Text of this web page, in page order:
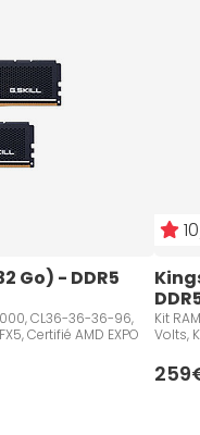
Go) - DDR5
CL36-36-36-96,
Certifié AMD EXPO
Kit
Volts,